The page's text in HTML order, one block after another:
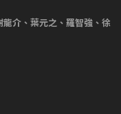
介、葉元之、羅智強、徐